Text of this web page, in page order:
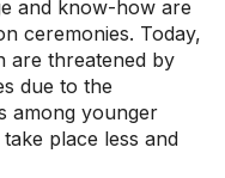
and know-how are
ceremonies. Today,
are threatened by
due to the
among younger
place less and